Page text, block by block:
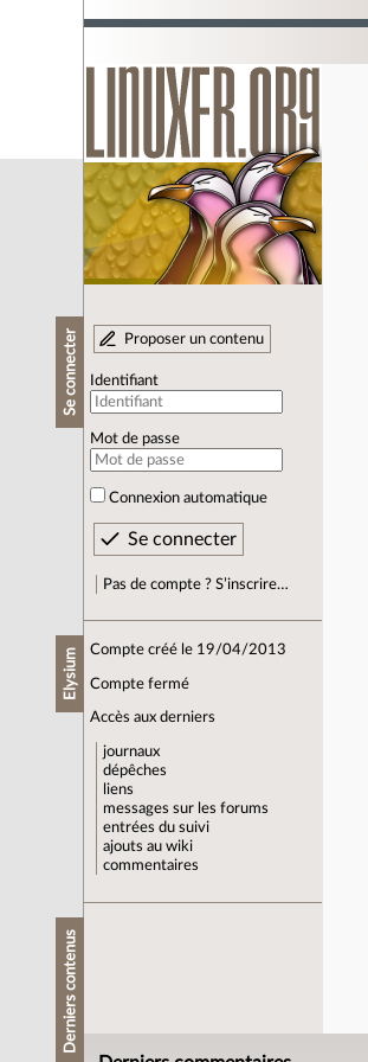
Se connecter Proposer un contenu
Identifiant
Mot de passe
Connexion automatique
Pas de compte ? S’inscrire…
Elysium Compte créé le 19/04/2013
Compte fermé
Accès aux derniers
journaux
dépêches
liens
messages sur les forums
entrées du suivi
ajouts au wiki
commentaires
Derniers contenus